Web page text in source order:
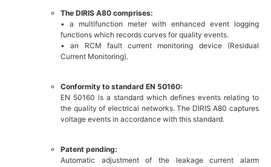
The DIRIS A80 comprises:
• a multifunction meter with enhanced event logging
functions which records curves for quality events.
• an RCM fault current monitoring device (Residual
Current Monitoring).
Conformity to standard EN 50160:
EN 50160 is a standard which defines events relating to
the quality of electrical networks. The DIRIS A80 captures
voltage events in accordance with this standard.
Patent pending:
Automatic adjustment of the leakage current alarm